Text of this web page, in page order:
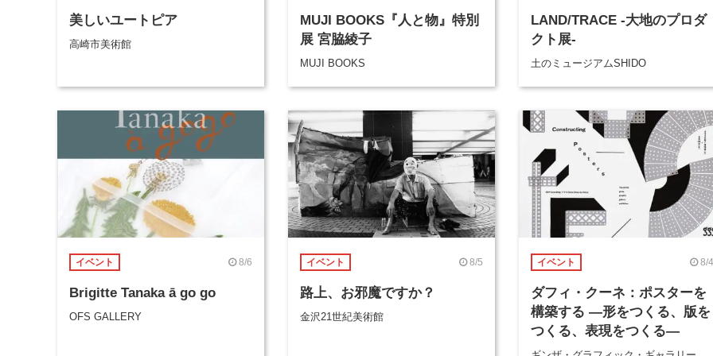
美しいユートピア
高崎市美術館
MUJI BOOKS『人と物』特別
展 宮脇綾子
MUJI BOOKS
LAND/TRACE -大地のプロダ
クト展-
土のミュージアムSHIDO
イベント 8/6
Brigitte Tanaka ā go go
OFS GALLERY
イベント 8/5
路上、お邪魔ですか？
金沢21世紀美術館
イベント 8/4
ダフィ・クーネ：ポスターを
構築する ―形をつくる、版を
つくる、表現をつくる―